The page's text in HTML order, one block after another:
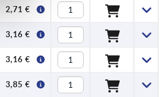
2,71 €
3,16 €
3,16 €
3,85 €